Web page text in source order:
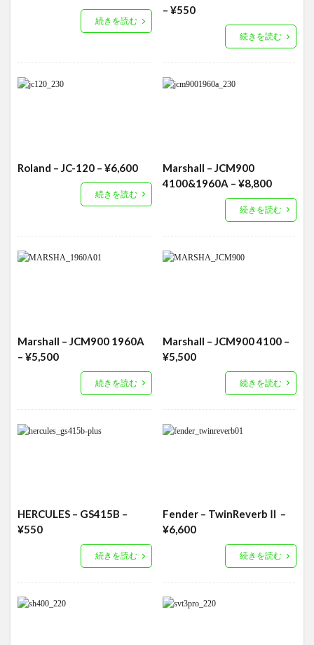
続きを読む
– ¥550
続きを読む
Roland – JC-120 – ¥6,600
続きを読む
Marshall – JCM900
4100&1960A – ¥8,800
続きを読む
Marshall – JCM900 1960A
– ¥5,500
続きを読む
Marshall – JCM900 4100 –
¥5,500
続きを読む
HERCULES – GS415B –
¥550
続きを読む
Fender – TwinReverbⅡ –
¥6,600
続きを読む